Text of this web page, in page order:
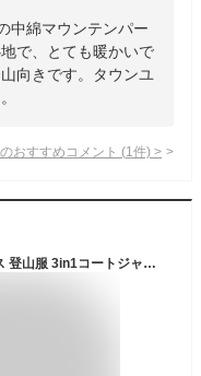
中綿マウンテンパー
で、とても暖かいで
向きです。タウンユ
おすすめコメント (1 件) >
[FLYGAGA] マウンテンパーカーレディース 登山服 ​3in1コートジャケット撥水性 防風 防寒 フリースジャケット ライナー ​フード付 取り外し可能 春 秋 冬